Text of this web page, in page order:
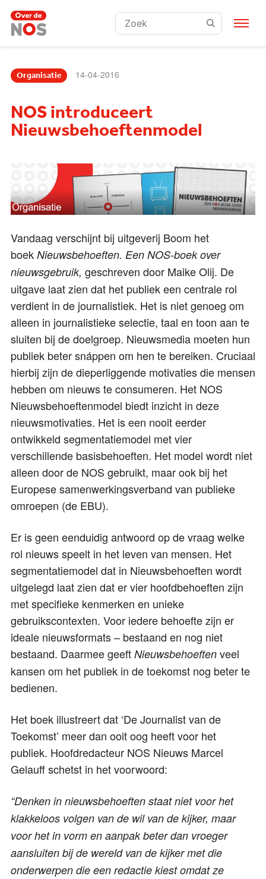
Zoeken:
Organisatie 14-04-2016
NOS introduceert
Nieuwsbehoeftenmodel
Vandaag verschijnt bij uitgeverij Boom het
boek Nieuwsbehoeften. Een NOS-boek over
nieuwsgebruik, geschreven door Maike Olij. De
uitgave laat zien dat het publiek een centrale rol
verdient in de journalistiek. Het is niet genoeg om
alleen in journalistieke selectie, taal en toon aan te
sluiten bij de doelgroep. Nieuwsmedia moeten hun
publiek beter snáppen om hen te bereiken. Cruciaal
hierbij zijn de dieperliggende motivaties die mensen
hebben om nieuws te consumeren. Het NOS
Nieuwsbehoeftenmodel biedt inzicht in deze
nieuwsmotivaties. Het is een nooit eerder
ontwikkeld segmentatiemodel met vier
verschillende basisbehoeften. Het model wordt niet
alleen door de NOS gebruikt, maar ook bij het
Europese samenwerkingsverband van publieke
omroepen (de EBU).
Er is geen eenduidig antwoord op de vraag welke
rol nieuws speelt in het leven van mensen. Het
segmentatiemodel dat in Nieuwsbehoeften wordt
uitgelegd laat zien dat er vier hoofdbehoeften zijn
met specifieke kenmerken en unieke
gebruikscontexten. Voor iedere behoefte zijn er
ideale nieuwsformats – bestaand en nog niet
bestaand. Daarmee geeft Nieuwsbehoeften veel
kansen om het publiek in de toekomst nog beter te
bedienen.
Het boek illustreert dat ‘De Journalist van de
Toekomst’ meer dan ooit oog heeft voor het
publiek. Hoofdredacteur NOS Nieuws Marcel
Gelauff schetst in het voorwoord:
“Denken in nieuwsbehoeften staat niet voor het
klakkeloos volgen van de wil van de kijker, maar
voor het in vorm en aanpak beter dan vroeger
aansluiten bij de wereld van de kijker met die
onderwerpen die een redactie kiest omdat ze